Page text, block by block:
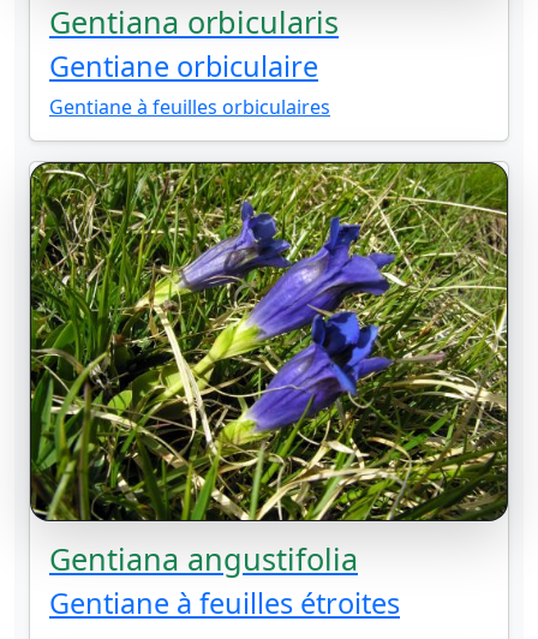
Gentiana orbicularis
Gentiane orbiculaire
Gentiane à feuilles orbiculaires
Gentiana angustifolia
Gentiane à feuilles étroites